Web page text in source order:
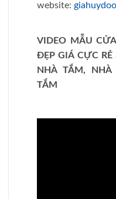
website:
VIDEO MẪU
ĐẸP GIÁ CỰC
NHÀ TẮM, NHÀ
TẮM